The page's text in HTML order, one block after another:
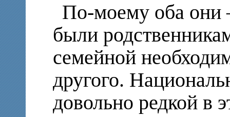
По-моему оба
были
семейной
другого.
довольно редкой в